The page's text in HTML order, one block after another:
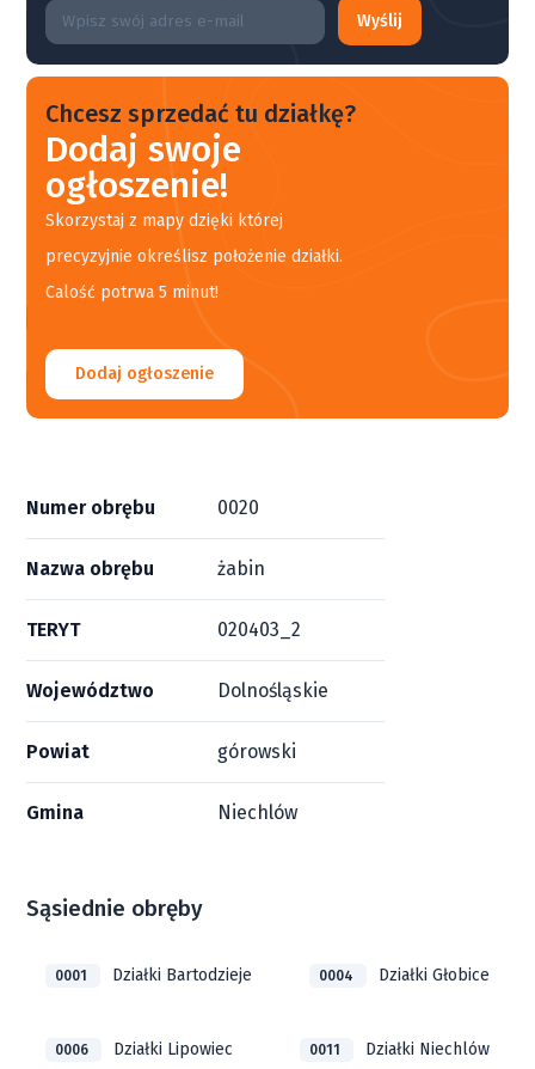
Wyślij
Chcesz sprzedać tu działkę?
Dodaj swoje
ogłoszenie!
Skorzystaj z mapy dzięki której
precyzyjnie określisz położenie działki.
Calość potrwa 5 minut!
Dodaj ogłoszenie
Numer obrębu 0020
Nazwa obrębu żabin
TERYT 020403_2
Województwo Dolnośląskie
Powiat górowski
Gmina Niechlów
Sąsiednie obręby
0001 Działki Bartodzieje 0004 Działki Głobice
0006 Działki Lipowiec 0011 Działki Niechlów